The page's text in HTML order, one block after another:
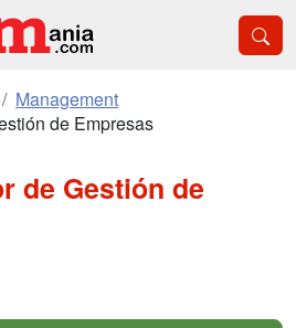
Management
de Empresas
de Gestión de